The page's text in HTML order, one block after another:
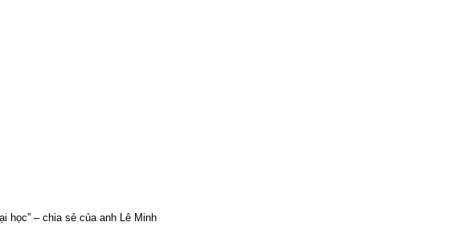
học” – chia sẻ của anh Lê Minh